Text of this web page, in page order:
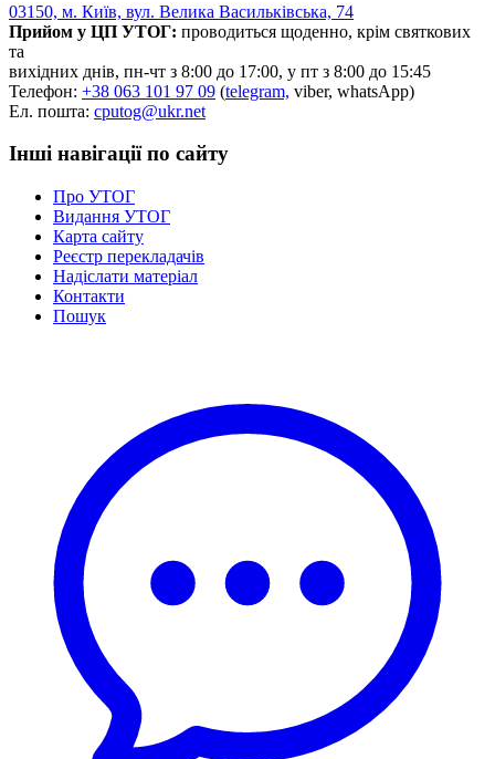
03150, м. Київ, вул. Велика Васильківська, 74
Прийом у ЦП УТОГ: проводиться щоденно, крім святкових
та
вихідних днів, пн-чт з 8:00 до 17:00, у пт з 8:00 до 15:45
Телефон: +38 063 101 97 09 (telegram, viber, whatsApp)
Ел. пошта: cputog@ukr.net
Інші навігації по сайту
Про УТОГ
Видання УТОГ
Карта сайту
Реєстр перекладачів
Надіслати матеріал
Контакти
Пошук